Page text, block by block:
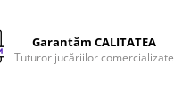
Garantăm CALITATEA
Tuturor jucăriilor comercializate